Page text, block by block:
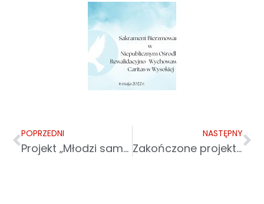
POPRZEDNI
Projekt „Młodzi samodzielni”
NASTĘPNY
Zakończone projekty z branży pomocy społecznej i opieki medycznej